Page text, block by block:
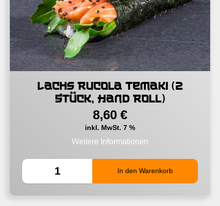
Lachs Rucola Temaki (2
Stück, Hand Roll)
8,60 €
inkl. MwSt. 7 %
Weitere Informationen